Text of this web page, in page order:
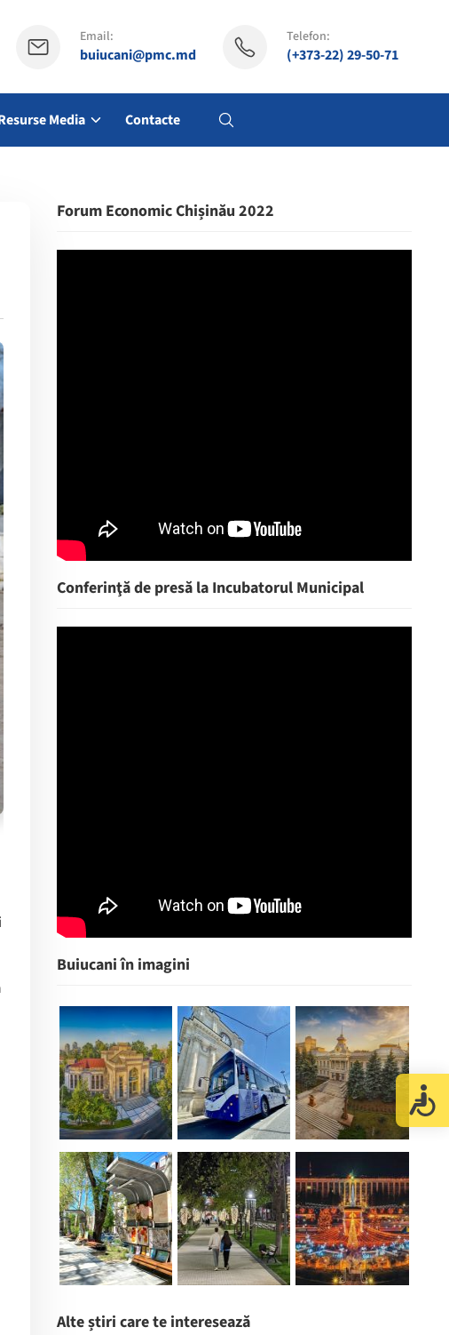
Email:
buiucani@pmc.md
Telefon:
(+373-22) 29-50-71
Media Contacte
Forum Economic Chișinău 2022
Conferinţă de presă la Incubatorul Municipal
Buiucani în imagini
Alte știri care te interesează